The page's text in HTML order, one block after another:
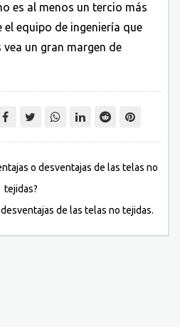
es al menos un tercio más
el equipo de ingeniería que
un gran margen de
o desventajas de las telas no
tejidas?
desventajas de las telas no tejidas.